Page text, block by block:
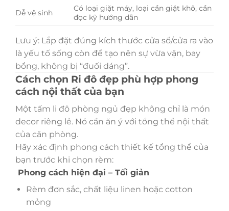
Dễ vệ sinh
Có loại giặt máy, loại cần giặt khô, cần
đọc kỹ hướng dẫn
Lưu ý: Lắp đặt đúng kích thước cửa sổ/cửa ra vào
là yếu tố sống còn để tạo nên sự vừa vặn, bay
bổng, không bị “đuối dáng”.
Cách chọn Ri đô đẹp phù hợp phong
cách nội thất của bạn
Một tấm li đô phòng ngủ đẹp không chỉ là món
decor riêng lẻ. Nó cần ăn ý với tổng thể nội thất
của căn phòng.
Hãy xác định phong cách thiết kế tổng thể của
bạn trước khi chọn rèm:
Phong cách hiện đại – Tối giản
Rèm đơn sắc, chất liệu linen hoặc cotton
mỏng